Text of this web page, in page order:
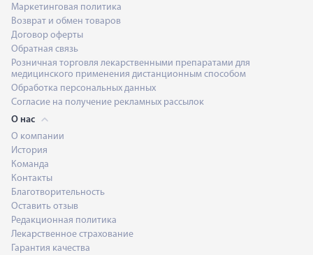
Маркетинговая политика
Возврат и обмен товаров
Договор оферты
Обратная связь
Розничная торговля лекарственными препаратами для
медицинского применения дистанционным способом
Обработка персональных данных
Согласие на получение рекламных рассылок
О нас
О компании
История
Команда
Контакты
Благотворительность
Оставить отзыв
Редакционная политика
Лекарственное страхование
Гарантия качества